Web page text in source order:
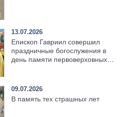
13.07.2026
Епископ Гавриил совершил
праздничные богослужения в
день памяти первоверховных
09.07.2026
В память тех страшных лет